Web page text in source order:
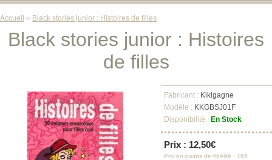
Accueil » Black stories junior : Histoires de filles
Black stories junior : Histoires
de filles
Fabricant : Kikigagne
Modèle : KKGBSJ01F
Disponibilité : En Stock
Prix : 12,50€
Prix en points de fidélité : 165